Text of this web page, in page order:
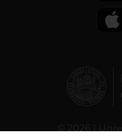
© 2026 |